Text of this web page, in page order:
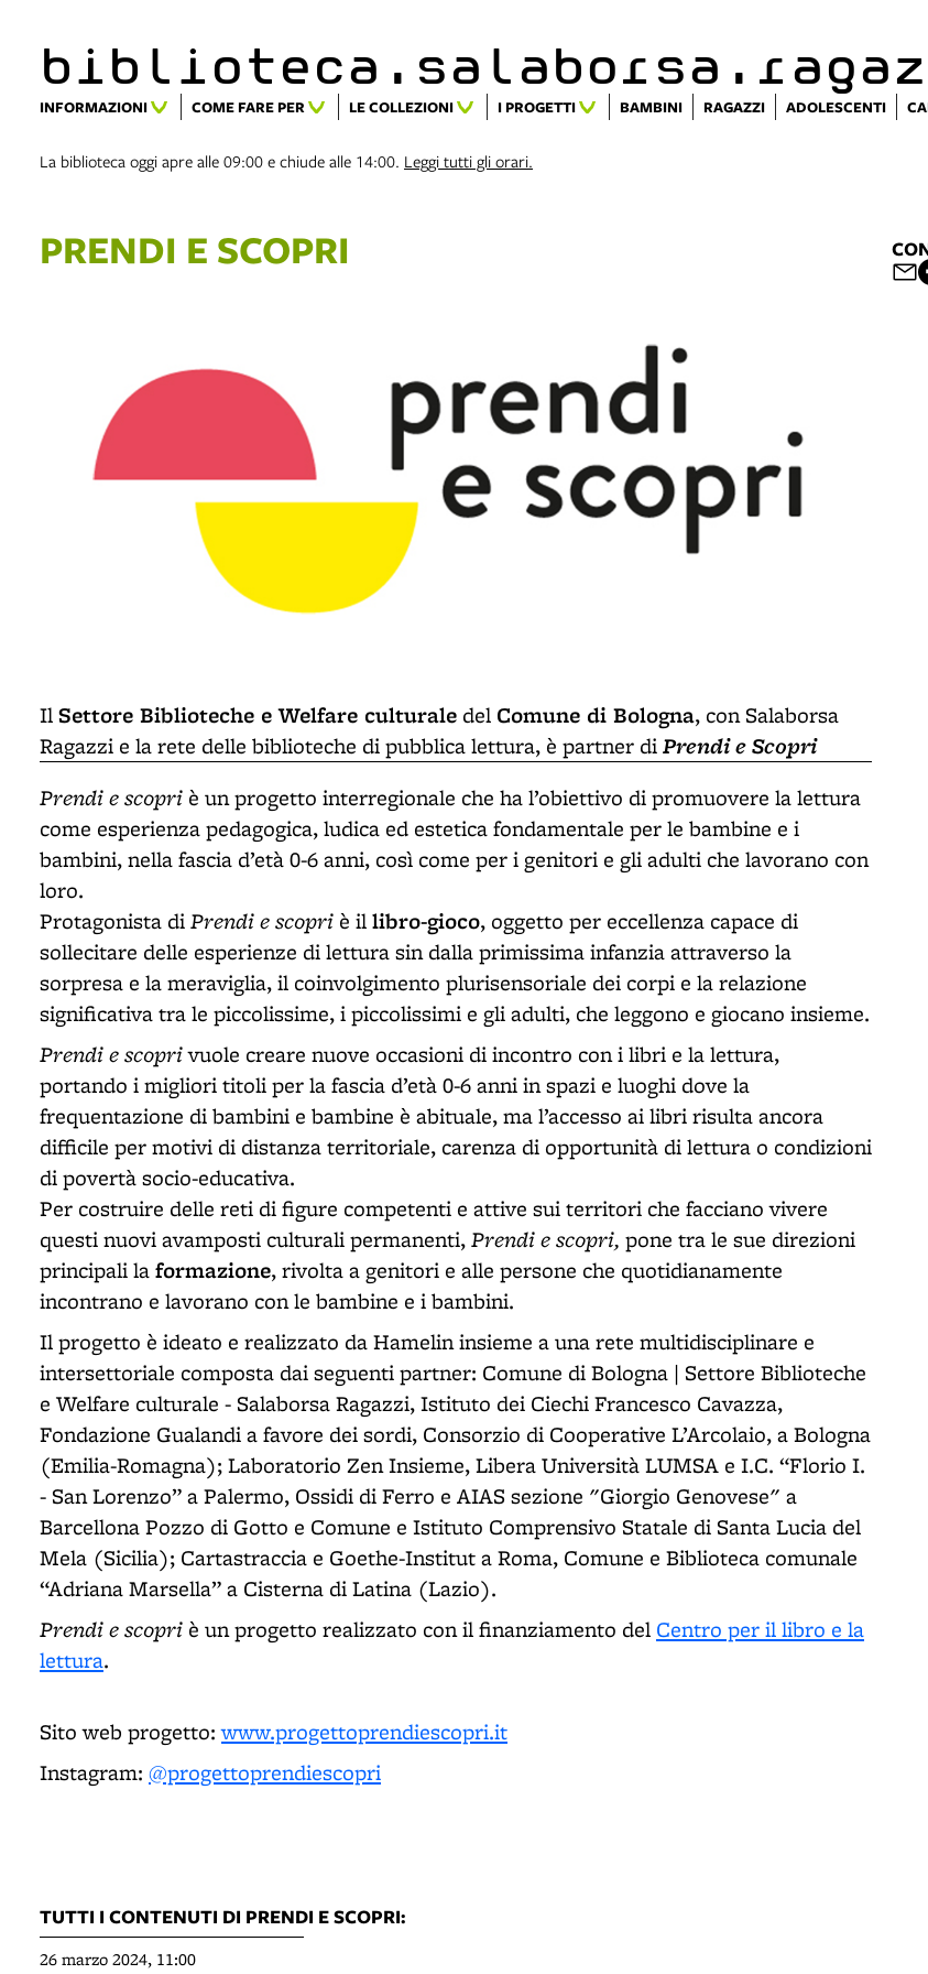
INFORMAZIONI COME FARE PER LE COLLEZIONI I PROGETTI BAMBINI RAGAZZI ADOLESCENTI
La biblioteca oggi apre alle 09:00 e chiude alle 14:00. Leggi tutti gli orari.
PRENDI E SCOPRI
IlSettore Biblioteche e Welfare culturale del Comune di Bologna, con Salaborsa
Ragazzi e la rete delle biblioteche di pubblica lettura, è partner diPrendi e Scopri
Prendi e scopri è un progetto interregionale che ha l’obiettivo di promuovere la lettura
come esperienza pedagogica, ludica ed estetica fondamentale per le bambine e i
bambini, nella fascia d’età 0-6 anni, così come per i genitori e gli adulti che lavorano con
loro.
Protagonista diPrendi e scopri è illibro-gioco, oggetto per eccellenza capace di
sollecitare delle esperienze di lettura sin dalla primissima infanzia attraverso la
sorpresa e la meraviglia, il coinvolgimento plurisensoriale dei corpi e la relazione
significativa tra le piccolissime, i piccolissimi e gli adulti, che leggono e giocano insieme.
Prendi e scoprivuole creare nuove occasioni di incontro con i libri e la lettura,
portando i migliori titoli per la fascia d’età 0-6 anni in spazi e luoghi dove la
frequentazione di bambini e bambine è abituale, ma l’accesso ai libri risulta ancora
difficile per motivi di distanza territoriale, carenza di opportunità di lettura o condizioni
di povertà socio-educativa.
Per costruire delle reti di figure competenti e attive sui territori che facciano vivere
questi nuovi avamposti culturali permanenti,Prendi e scopri, pone tra le sue direzioni
principali laformazione, rivolta a genitori e alle persone che quotidianamente
incontrano e lavorano con le bambine e i bambini.
Il progetto è ideato e realizzato da Hamelin insieme a una rete multidisciplinare e
intersettoriale composta dai seguenti partner: Comune di Bologna | Settore Biblioteche
e Welfare culturale - Salaborsa Ragazzi, Istituto dei Ciechi Francesco Cavazza,
Fondazione Gualandi a favore dei sordi, Consorzio di Cooperative L’Arcolaio, a Bologna
(Emilia-Romagna); Laboratorio Zen Insieme, Libera Università LUMSA e I.C. “Florio I.
- San Lorenzo” a Palermo, Ossidi di Ferro e AIAS sezione "Giorgio Genovese" a
Barcellona Pozzo di Gotto e Comune e Istituto Comprensivo Statale di Santa Lucia del
Mela (Sicilia); Cartastraccia e Goethe-Institut a Roma, Comune e Biblioteca comunale
“Adriana Marsella” a Cisterna di Latina (Lazio).
Prendi e scopri è un progetto realizzato con il finanziamento del Centro per il libro e la
lettura.
Sito web progetto:www.progettoprendiescopri.it
Instagram: @progettoprendiescopri
TUTTI I CONTENUTI DI PRENDI E SCOPRI:
26 marzo 2024, 11:00